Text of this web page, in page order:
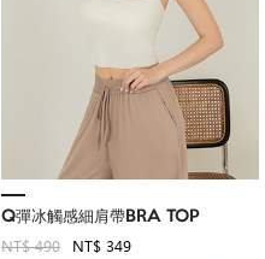
Q彈冰觸感細肩帶BRA TOP
NT$ 490 NT$ 349